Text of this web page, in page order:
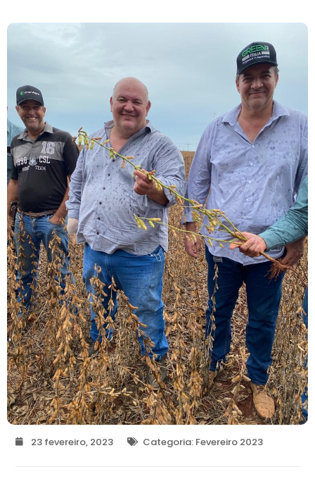
23 fevereiro, 2023 Categoria: Fevereiro 2023